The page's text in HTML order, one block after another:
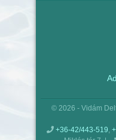
© 2026 - Vidám
+36-42/443-519,